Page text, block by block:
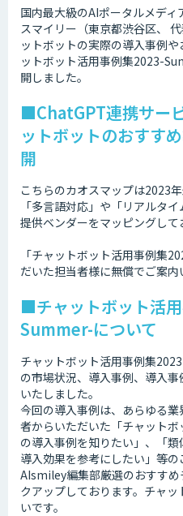
国内最大級のAIポータルメデ
スマイリー（東京都渋谷区、
ットボットの実際の導入事例
ットボット活用事例集2023-
開しました。
■ChatGPT連携サー
ットボットのおすす
開
こちらのカオスマップは2023
「多言語対応」や「リアルタ
提供ベンダーをマッピングして
「チャットボット活用事例集
だいた担当者様に無償でご案内
■チャットボット活
Summer-について
チャットボット活用事例集
の市場状況、導入事例、導入
いたしました。
今回の導入事例は、あらゆる
者からいただいた「チャット
の導入事例を知りたい」、「
導入効果を参考にしたい」等の
AIsmiley編集部厳選のおすす
クアップしております。チャ
いです。